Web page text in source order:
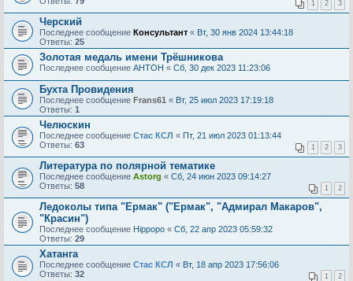
1 2 3
Черский
Последнее сообщение Консультант « Вт, 30 янв 2024 13:44:18
Ответы: 25
Золотая медаль имени Трёшникова
Последнее сообщение AHTOH « Сб, 30 дек 2023 11:23:06
Бухта Провидения
Последнее сообщение Frans61 « Вт, 25 июл 2023 17:19:18
Ответы: 1
Челюскин
Последнее сообщение Стас КСЛ « Пт, 21 июл 2023 01:13:44
Ответы: 63 1 2 3
Литература по полярной тематике
Последнее сообщение Astorg « Сб, 24 июн 2023 09:14:27
Ответы: 58 1 2
Ледоколы типа "Ермак" ("Ермак", "Адмирал Макаров",
"Красин")
Последнее сообщение Hippopo « Сб, 22 апр 2023 05:59:32
Ответы: 29
Хатанга
Последнее сообщение Стас КСЛ « Вт, 18 апр 2023 17:56:06
Ответы: 32 1 2